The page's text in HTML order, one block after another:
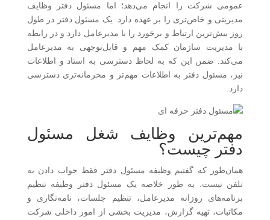
عمومی شرکت را انجام می‌دهد؛ اما مسئول دفتر وظایف
مدیریتی و خاص‌تری را بر عهده دارد. یک مسئول دفتر در طول
روز بیش‌ترین ارتباط و برخورد را با مدیرعامل دارد و در رابطه
با مدیریت سازمان کمک مهم و قابل‌توجهی به مدیرعامل
می‌کند. ضمن این که به لحاظ دسترسی به اسناد و اطلاعات
نیز، مسئول دفتر به اطلاعات مهم‌تر و محرمانه‌تری دسترسی
دارد.
مهم‌ترین وظایف شغل مسئول
دفتر چیست؟
همان‌طور که گفتیم وظیفه مسئول دفتر فقط جواب دادن به
تلفن نیست. به طور خلاصه یک مسئول دفتر وظیفه تنظیم
برنامه‌های روزانه مدیرعامل، تنظیم جلسات، نامه‌نگاری و
مکاتبات، تهیه گزارش، مدیریت بخشی از امور داخلی شرکت